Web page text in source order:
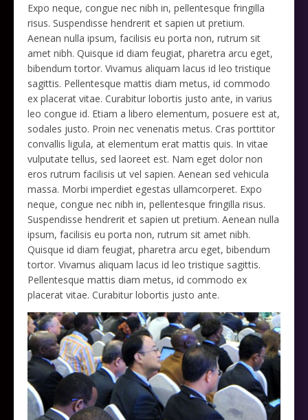
Expo neque, congue nec nibh in, pellentesque fringilla
risus. Suspendisse hendrerit et sapien ut pretium.
Aenean nulla ipsum, facilisis eu porta non, rutrum sit
amet nibh. Quisque id diam feugiat, pharetra arcu eget,
bibendum tortor. Vivamus aliquam lacus id leo tristique
sagittis. Pellentesque mattis diam metus, id commodo
ex placerat vitae. Curabitur lobortis justo ante, in varius
leo congue id. Etiam a libero elementum, posuere est at,
sodales justo. Proin nec venenatis metus. Cras porttitor
convallis ligula, at elementum erat mattis quis. In vitae
vulputate tellus, sed laoreet est. Nam eget dolor non
eros rutrum facilisis ut vel sapien. Aenean sed vehicula
massa. Morbi imperdiet egestas ullamcorperet. Expo
neque, congue nec nibh in, pellentesque fringilla risus.
Suspendisse hendrerit et sapien ut pretium. Aenean nulla
ipsum, facilisis eu porta non, rutrum sit amet nibh.
Quisque id diam feugiat, pharetra arcu eget, bibendum
tortor. Vivamus aliquam lacus id leo tristique sagittis.
Pellentesque mattis diam metus, id commodo ex
placerat vitae. Curabitur lobortis justo ante.